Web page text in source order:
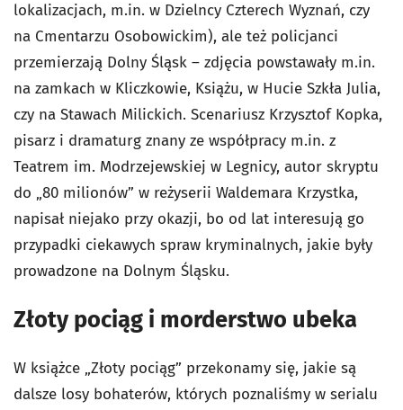
lokalizacjach, m.in. w Dzielncy Czterech Wyznań, czy
na Cmentarzu Osobowickim), ale też policjanci
przemierzają Dolny Śląsk – zdjęcia powstawały m.in.
na zamkach w Kliczkowie, Książu, w Hucie Szkła Julia,
czy na Stawach Milickich. Scenariusz Krzysztof Kopka,
pisarz i dramaturg znany ze współpracy m.in. z
Teatrem im. Modrzejewskiej w Legnicy, autor skryptu
do „80 milionów” w reżyserii Waldemara Krzystka,
napisał niejako przy okazji, bo od lat interesują go
przypadki ciekawych spraw kryminalnych, jakie były
prowadzone na Dolnym Śląsku.
Złoty pociąg i morderstwo ubeka
W książce „Złoty pociąg” przekonamy się, jakie są
dalsze losy bohaterów, których poznaliśmy w serialu